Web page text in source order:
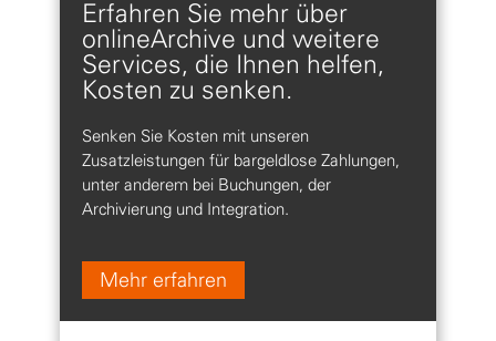
Erfahren Sie mehr über
onlineArchive und weitere
Services, die Ihnen helfen,
Kosten zu senken.
Senken Sie Kosten mit unseren
Zusatzleistungen für bargeldlose Zahlungen,
unter anderem bei Buchungen, der
Archivierung und Integration.
Mehr erfahren